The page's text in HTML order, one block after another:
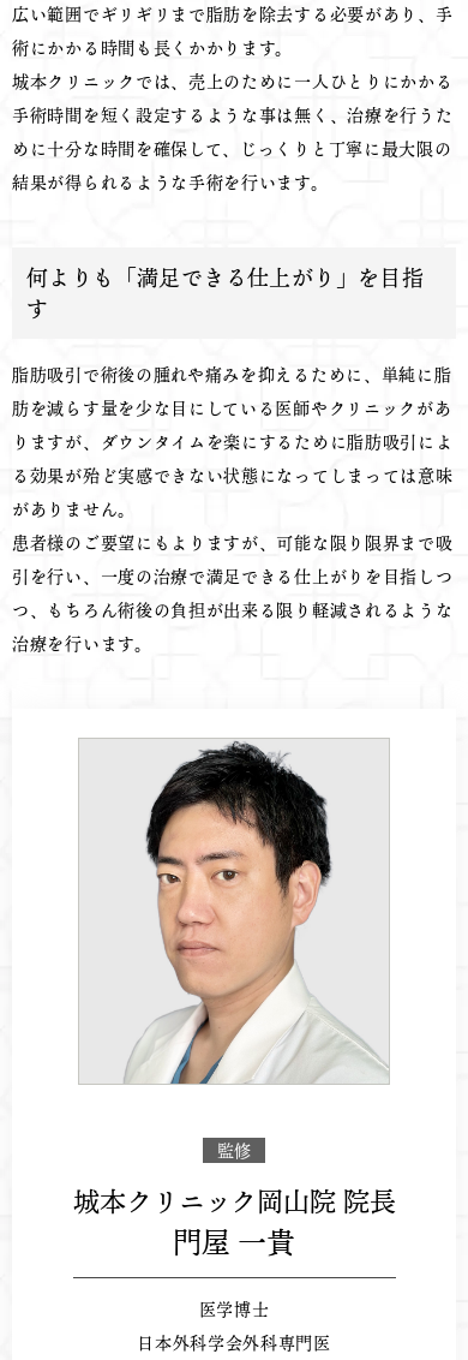
広い範囲でギリギリまで脂肪を除去する必要があり、手
術にかかる時間も長くかかります。
城本クリニックでは、売上のために一人ひとりにかかる
手術時間を短く設定するような事は無く、治療を行うた
めに十分な時間を確保して、じっくりと丁寧に最大限の
結果が得られるような手術を行います。
何よりも「満足できる仕上がり」を目指
す
脂肪吸引で術後の腫れや痛みを抑えるために、単純に脂
肪を減らす量を少な目にしている医師やクリニックがあ
りますが、ダウンタイムを楽にするために脂肪吸引によ
る効果が殆ど実感できない状態になってしまっては意味
がありません。
患者様のご要望にもよりますが、可能な限り限界まで吸
引を行い、一度の治療で満足できる仕上がりを目指しつ
つ、もちろん術後の負担が出来る限り軽減されるような
治療を行います。
監修
城本クリニック岡山院 院長
門屋 一貴
医学博士
日本外科学会外科専門医